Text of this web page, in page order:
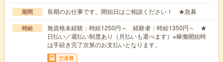
期間 長期のお仕事です。開始日はご相談ください！ ★急募
時給
無資格未経験：時給1250円～ 経験者：時給1350円～ ★
日払い／週払い制度あり（月払いも選べます）※稼働開始時
は手続き完了次第のお支払いとなります。
交通費